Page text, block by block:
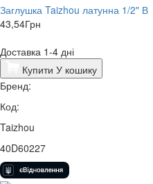
Заглушка Taizhou латунна 1/2" В
43,54Грн
Доставка 1-4 дні
Купити У кошику
Бренд:
Код:
Taizhou
40D60227